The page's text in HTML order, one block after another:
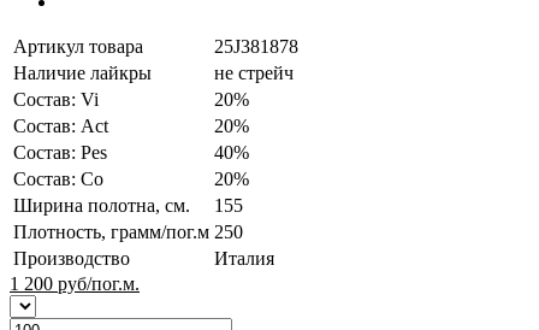
Артикул товара
25J381878
Наличие лайкры
не стрейч
Состав: Vi
20%
Состав: Act
20%
Состав: Pes
40%
Состав: Co
20%
Ширина полотна, см.
155
Плотность, грамм/пог.м 250
Производство
Италия
1 200 руб/пог.м.